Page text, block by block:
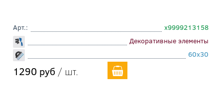
Арт.:
х9999213158
Декоративные элементы
60x30
1290 руб / шт.